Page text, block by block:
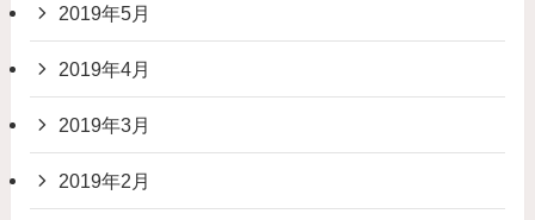
2019年5月
2019年4月
2019年3月
2019年2月